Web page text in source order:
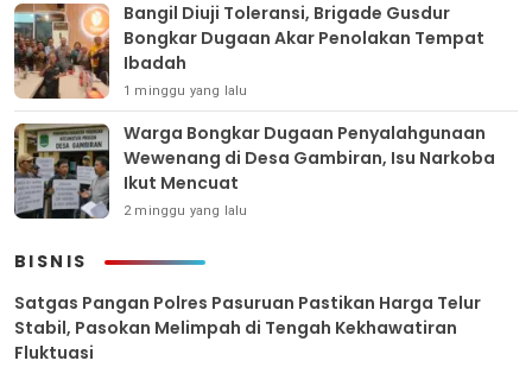
Bangil Diuji Toleransi, Brigade Gusdur
Bongkar Dugaan Akar Penolakan Tempat
Ibadah
1 minggu yang lalu
Warga Bongkar Dugaan Penyalahgunaan
Wewenang di Desa Gambiran, Isu Narkoba
Ikut Mencuat
2 minggu yang lalu
BISNIS
Satgas Pangan Polres Pasuruan Pastikan Harga Telur
Stabil, Pasokan Melimpah di Tengah Kekhawatiran
Fluktuasi